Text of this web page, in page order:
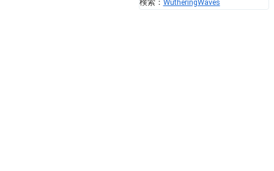
検索： WutheringWaves